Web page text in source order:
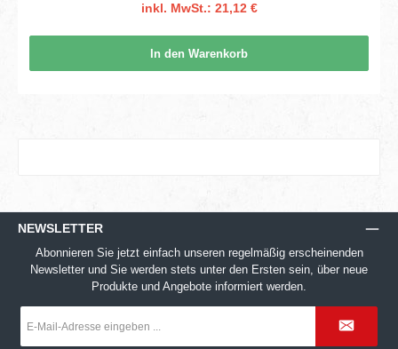
inkl. MwSt.: 21,12 €
In den Warenkorb
NEWSLETTER
Abonnieren Sie jetzt einfach unseren regelmäßig erscheinenden
Newsletter und Sie werden stets unter den Ersten sein, über neue
Produkte und Angebote informiert werden.
Mail-